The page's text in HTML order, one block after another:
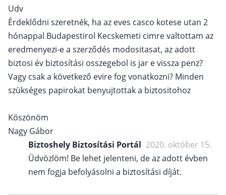
Udv
Érdeklődni szeretnék, ha az eves casco kotese utan 2
hónappal Budapestirol Kecskemeti cimre valtottam az
eredmenyezi-e a szerződés modositasat, az adott
biztosi év biztosítási osszegebol is jar e vissza penz?
Vagy csak a következő evire fog vonatkozni? Minden
szükséges papirokat benyujtottak a biztositohoz
Köszönöm
Nagy Gábor
Biztoshely Biztosítási Portál 2020. október 15.
Üdvözlöm! Be lehet jelenteni, de az adott évben
nem fogja befolyásolni a biztosítási díját.